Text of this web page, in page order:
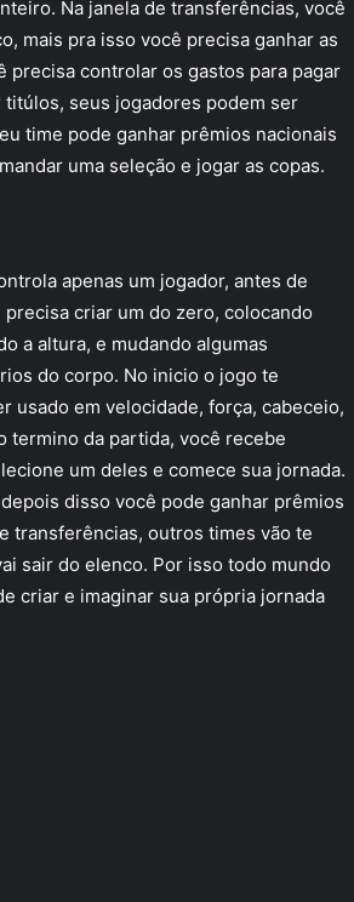
Na janela de transferências, você
mais pra isso você precisa ganhar as
precisa controlar os gastos para pagar
titúlos, seus jogadores podem ser
time pode ganhar prêmios nacionais
uma seleção e jogar as copas.
apenas um jogador, antes de
criar um do zero, colocando
a altura, e mudando algumas
do corpo. No inicio o jogo te
usado em velocidade, força, cabeceio,
termino da partida, você recebe
um deles e comece sua jornada.
disso você pode ganhar prêmios
transferências, outros times vão te
sair do elenco. Por isso todo mundo
criar e imaginar sua própria jornada